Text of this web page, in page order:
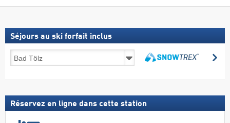
Séjours au ski forfait inclus
Séjours
au
forfait
Réservez en ligne dans cette station